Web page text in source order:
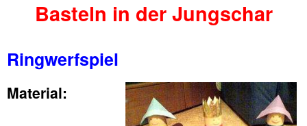
Basteln in der Jungschar
Ringwerfspiel
Material: